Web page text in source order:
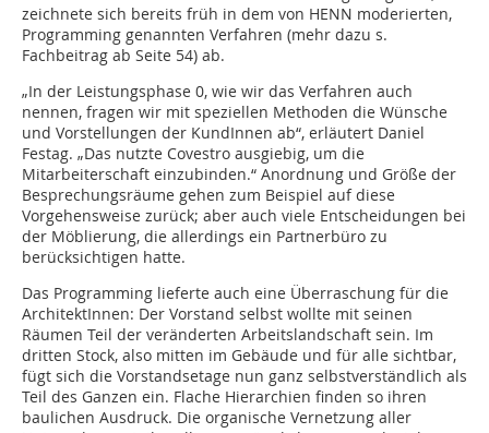
zeichnete sich bereits früh in dem von HENN moderierten,
Programming genannten Verfahren (mehr dazu s.
Fachbeitrag ab Seite 54) ab.
„In der Leistungsphase 0, wie wir das Verfahren auch
nennen, fragen wir mit speziellen Methoden die Wünsche
und Vorstellungen der KundInnen ab“, erläutert Daniel
Festag. „Das nutzte Covestro ausgiebig, um die
Mitarbeiterschaft einzubinden.“ Anordnung und Größe der
Besprechungsräume gehen zum Beispiel auf diese
Vorgehensweise zurück; aber auch viele Entscheidungen bei
der Möblierung, die allerdings ein Partnerbüro zu
berücksichtigen hatte.
Das Programming lieferte auch eine Überraschung für die
ArchitektInnen: Der Vorstand selbst wollte mit seinen
Räumen Teil der veränderten Arbeitslandschaft sein. Im
dritten Stock, also mitten im Gebäude und für alle sichtbar,
fügt sich die Vorstands­etage nun ganz selbstverständlich als
Teil des Ganzen ein. Flache Hierarchien finden so ihren
baulichen Ausdruck. Die organische Vernetzung aller